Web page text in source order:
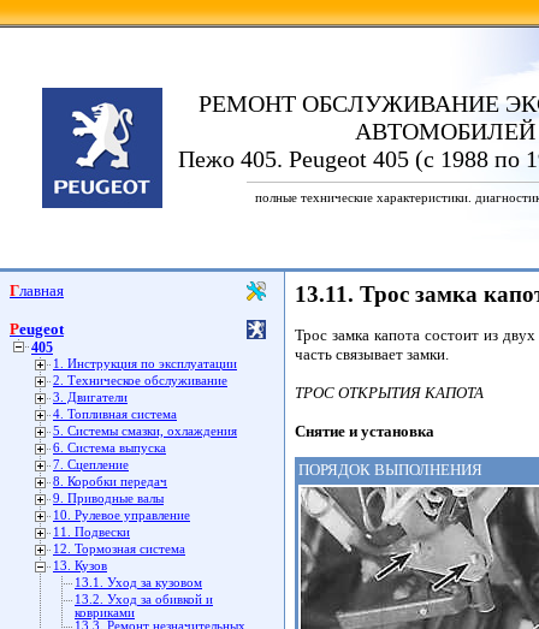
РЕМОНТ ОБСЛУЖИВАНИЕ
АВТОМОБИЛЕЙ
Пежо 405. Peugeot 405 (с 1988 по
полные технические характеристики.
Главная
Peugeot
405
1. Инструкция по эксплуатации
2. Техническое обслуживание
3. Двигатели
4. Топливная система
5. Системы смазки, охлаждения
6. Система выпуска
7. Сцепление
8. Коробки передач
9. Приводные валы
10. Рулевое управление
11. Подвески
12. Тормозная система
13. Кузов
13.1. Уход за кузовом
13.2. Уход за обивкой и
ковриками
13.3. Ремонт незначительных
13.11. Трос замка
Трос замка капота состоит из
часть связывает замки.
ТРОС ОТКРЫТИЯ КАПОТА
Снятие и установка
ПОРЯДОК ВЫПОЛНЕНИЯ